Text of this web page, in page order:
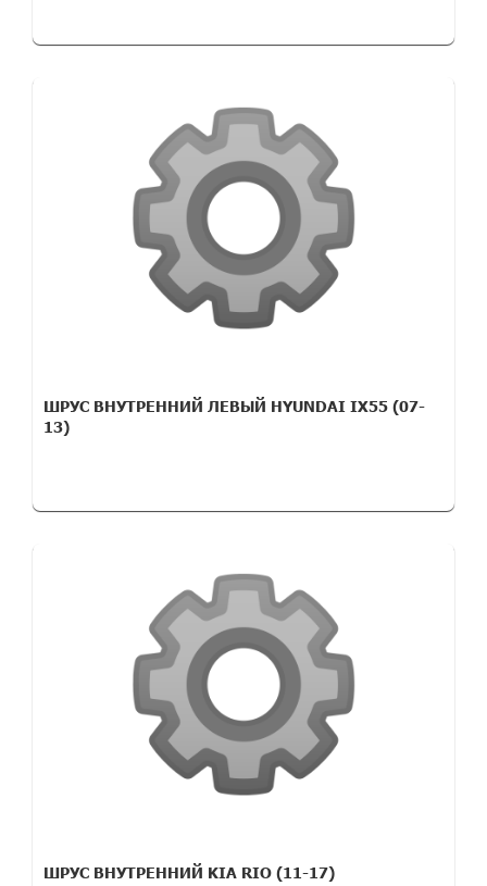
ШРУС ВНУТРЕННИЙ ЛЕВЫЙ HYUNDAI IX55 (07-
13)
ШРУС ВНУТРЕННИЙ KIA RIO (11-17)